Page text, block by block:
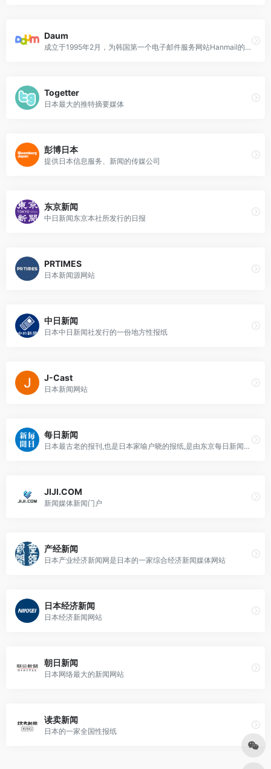
Daum
成立于1995年2月，为韩国第一个电子邮件服务网站Hanmail的前身，现为韩国最大的门户网站之一。
Togetter
日本最大的推特摘要媒体
彭博日本
提供日本信息服务、新闻的传媒公司
东京新闻
中日新闻东京本社所发行的日报
PRTIMES
日本新闻源网站
中日新闻
日本中日新闻社发行的一份地方性报纸
J-Cast
日本新闻网站
每日新闻
日本最古老的报刊,也是日本家喻户晓的报纸,是由东京每日新闻社和大阪每日新闻社于于1911年合并而成的
JIJI.COM
新闻媒体新闻门户
产经新闻
日本产业经济新闻网是日本的一家综合经济新闻媒体网站
日本经济新闻
日本经济新闻网站
朝日新闻
日本网络最大的新闻网站
读卖新闻
日本的一家全国性报纸